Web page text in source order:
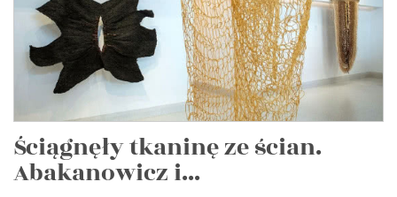
Ściągnęły tkaninę ze ścian.
Abakanowicz i...